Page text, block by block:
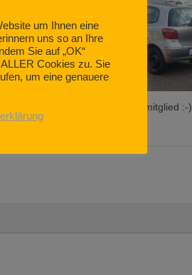
Vorsicht
Neues Familienmitglied :-)
um Ihnen eine
uns so an Ihre
Sie auf „OK“
Cookies zu. Sie
um eine genauere